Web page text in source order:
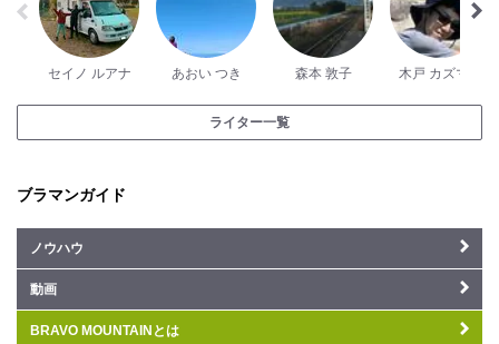
セイノ ルアナ あおい つき 森本 敦子 木戸 カズマサ
ライター一覧
ブラマンガイド
ノウハウ
動画
BRAVO MOUNTAINとは